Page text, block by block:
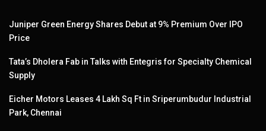
Juniper Green Energy Shares Debut at 9% Premium Over IPO
Price
Tata’s Dholera Fab in Talks with Entegris for Specialty Chemical
Supply
Eicher Motors Leases 4 Lakh Sq Ft in Sriperumbudur Industrial
Park, Chennai